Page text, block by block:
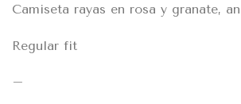
Camiseta rayas en rosa y granate,
Regular fit
–